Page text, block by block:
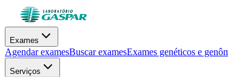
Exames
Agendar examesBuscar examesExames genéticos e
Serviços